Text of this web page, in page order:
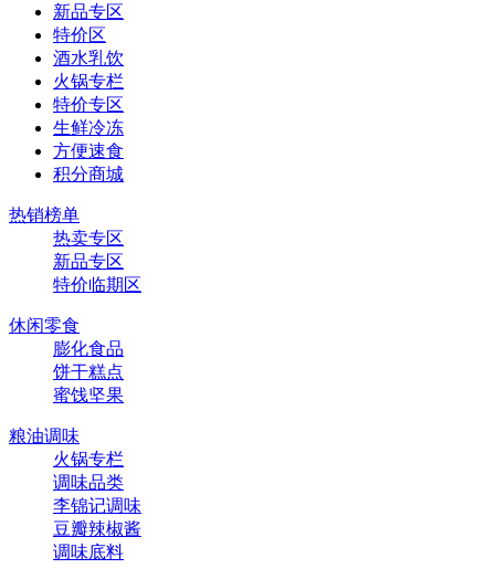
新品专区
特价区
酒水乳饮
火锅专栏
特价专区
生鲜冷冻
方便速食
积分商城
热销榜单
热卖专区
新品专区
特价临期区
休闲零食
膨化食品
饼干糕点
蜜饯坚果
粮油调味
火锅专栏
调味品类
李锦记调味
豆瓣辣椒酱
调味底料